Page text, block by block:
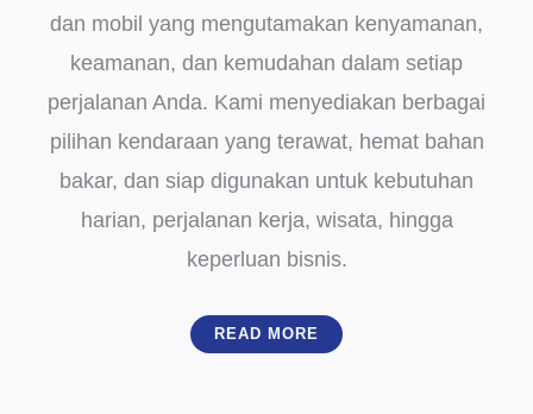
dan mobil yang mengutamakan kenyamanan,
keamanan, dan kemudahan dalam setiap
perjalanan Anda. Kami menyediakan berbagai
pilihan kendaraan yang terawat, hemat bahan
bakar, dan siap digunakan untuk kebutuhan
harian, perjalanan kerja, wisata, hingga
keperluan bisnis.
READ MORE